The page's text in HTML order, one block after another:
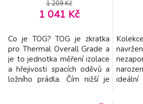
1 209 Kč
1 041 Kč
Co je TOG? TOG je zkratka
pro Thermal Overall Grade a
je to jednotka měření izolace
a hřejivosti spacích oděvů a
ložního prádla. Čím nižší je